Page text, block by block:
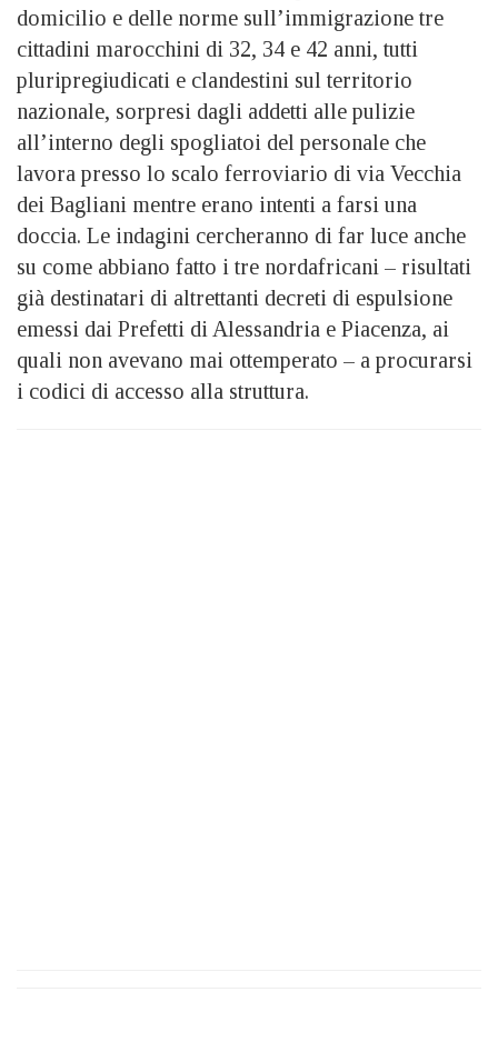
domicilio e delle norme sull’immigrazione tre
cittadini marocchini di 32, 34 e 42 anni, tutti
pluripregiudicati e clandestini sul territorio
nazionale, sorpresi dagli addetti alle pulizie
all’interno degli spogliatoi del personale che
lavora presso lo scalo ferroviario di via Vecchia
dei Bagliani mentre erano intenti a farsi una
doccia. Le indagini cercheranno di far luce anche
su come abbiano fatto i tre nordafricani – risultati
già destinatari di altrettanti decreti di espulsione
emessi dai Prefetti di Alessandria e Piacenza, ai
quali non avevano mai ottemperato – a procurarsi
i codici di accesso alla struttura.